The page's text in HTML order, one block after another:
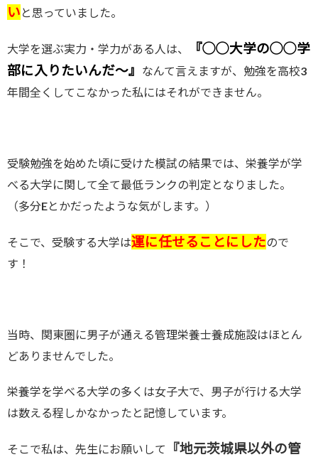
い と思っていました。
大学を選ぶ実力・学力がある人は、
『◯◯大学の◯◯学
部に入りたいんだ〜』
なんて言えますが、勉強を高校3
年間全くしてこなかった私にはそれができません。
受験勉強を始めた頃に受けた模試の結果では、栄養学が学
べる大学に関して全て最低ランクの判定となりました。
（多分Eとかだったような気がします。）
そこで、受験する大学は運に任せることにしたので
す！
当時、関東圏に男子が通える管理栄養士養成施設はほとん
どありませんでした。
栄養学を学べる大学の多くは女子大で、男子が行ける大学
は数える程しかなかったと記憶しています。
そこで私は、先生にお願いして
『地元茨城県以外の管